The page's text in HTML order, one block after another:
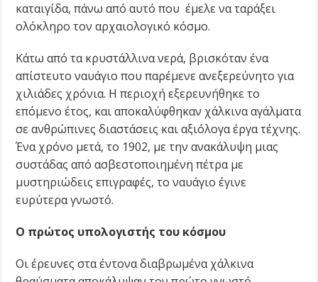
καταιγίδα, πάνω από αυτό που έμελε να ταράξει
ολόκληρο τον αρχαιολογικό κόσμο.
Κάτω από τα κρυστάλλινα νερά, βρισκόταν ένα
απίστευτο ναυάγιο που παρέμενε ανεξερεύνητο για
χιλιάδες χρόνια. Η περιοχή εξερευνήθηκε το
επόμενο έτος, και αποκαλύφθηκαν χάλκινα αγάλματα
σε ανθρώπινες διαστάσεις και αξιόλογα έργα τέχνης.
Ένα χρόνο μετά, το 1902, με την ανακάλυψη μιας
συστάδας από ασβεστοποιημένη πέτρα με
μυστηριώδεις επιγραφές, το ναυάγιο έγινε
ευρύτερα γνωστό.
Ο πρώτος υπολογιστής του κόσμου
Οι έρευνες στα έντονα διαβρωμένα χάλκινα